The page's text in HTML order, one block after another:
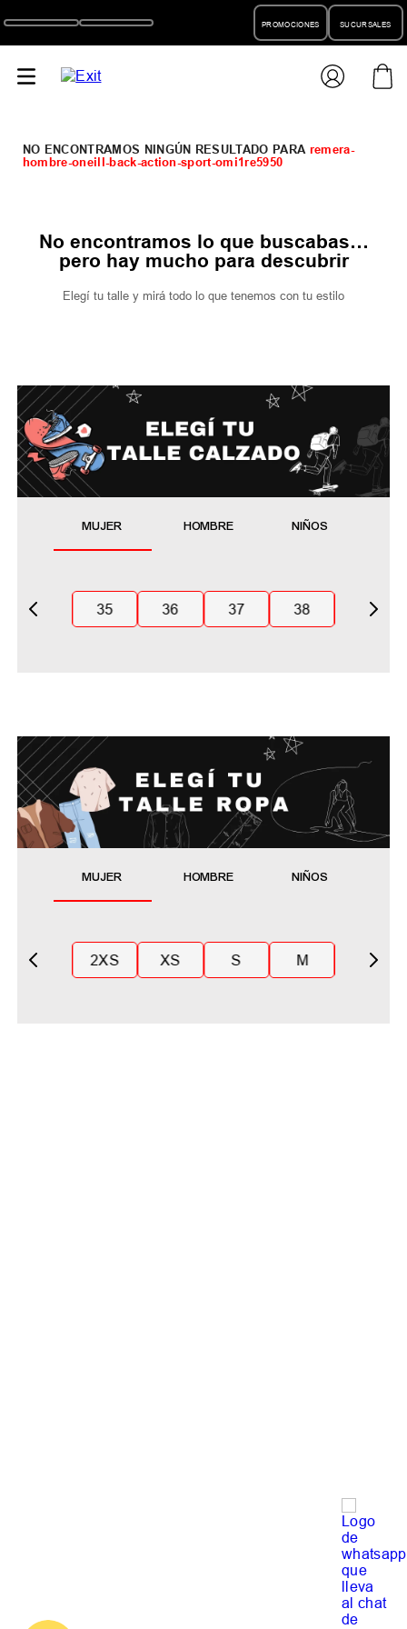
PROMOCIONES SUCURSALES
remera-
hombre-oneill-back-action-sport-omi1re5950
No encontramos lo que buscabas…
pero hay mucho para descubrir
Elegí tu talle y mirá todo lo que tenemos con tu estilo
MUJER HOMBRE NIÑOS
35 36 37 38
MUJER HOMBRE NIÑOS
2XS XS S M